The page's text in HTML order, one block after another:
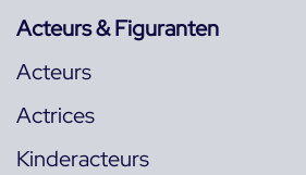
Acteurs & Figuranten
Acteurs
Actrices
Kinderacteurs